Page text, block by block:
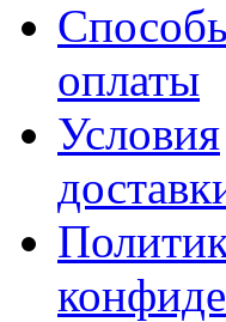
оплаты
Условия